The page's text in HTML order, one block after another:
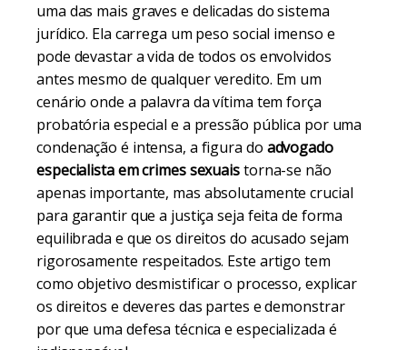
uma das mais graves e delicadas do sistema
jurídico. Ela carrega um peso social imenso e
pode devastar a vida de todos os envolvidos
antes mesmo de qualquer veredito. Em um
cenário onde a palavra da vítima tem força
probatória especial e a pressão pública por uma
condenação é intensa, a figura do advogado
especialista em crimes sexuaistorna-se não
apenas importante, mas absolutamente crucial
para garantir que a justiça seja feita de forma
equilibrada e que os direitos do acusado sejam
rigorosamente respeitados. Este artigo tem
como objetivo desmistificar o processo, explicar
os direitos e deveres das partes e demonstrar
por que uma defesa técnica e especializada é